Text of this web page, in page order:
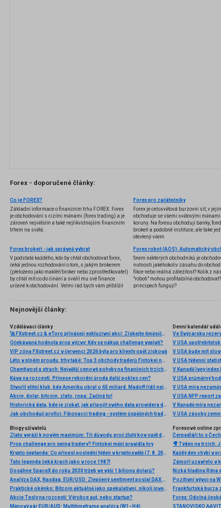
Forex - doporučené články:
Co je FOREX?
Základní informace o finančním trhu FOREX. Forex
je obchodování s cizími měnami (forex trading) a je
zároveň největším a také nejlikvidnějším finančním
trhem na světě.
Forex pro začátečníky
Forex je celosvětová burzovní síť, v
obchoduje se všemi světovými
koruny. Na forexu obchodují banky,
brokeři a podobné instituce, ale také
otevřený všem.
Forex brokeři - jak správně vybrat
V podstatě každého, kdo by chtěl obchodovat forex,
čeká jednou rozhodování o tom, s jakým brokerem
(přeloženo jako makléř/broker nebo zprostředkovatel)
by chtěl mít co do činění a svěřil mu své finance
určené k obchodování. Velmi rád bych vám přiblížil
několik příkladů nejznámějších z nich.
Snem některých obchodníků je
nutnosti jakéhokoliv zásahu do
fikce nebo reálná záležitost? Kolik z
"roboti" mohou profitabilně
principech fungují?
Nejnovější články:
Vzdělávací články
🚀 FXstreet.cz & eToro přinášejí exkluzivní akci: Získejte 6měsíční členství ve VIP zóně ZDARMA
Očekávaná hodnota prop výzvy: Kdy se nákup challenge vyplatí?
VIP zóna FXstreet.cz v červenci 2026 byla pro klienty opět zisková
Léto v plném proudu, trhy také: Top 3 obchody traderů Fintokei na indexech a zlatě
Chamtivost a strach: Největší cenové pohyby na finančních trzích (červenec 2026)
Káva na rozcestí. Přinese rekordní úroda další pokles cen?
Stvořil elitní klub, kde Ameriku obral o 65 miliard. Madoff řídil největší Ponzi dějin
Akcie, dolar, bitcoin, zlato, ropa: Začíná to!
Historická data, kde je získat, jak připojit svého data providera do MultiCharts a proč je budeme potřebovat? (4. díl)
Jak obchodují profíci: Fibonacci trading - systém úspěšných traderů
Denní kalendář
Ve Švýcarsku
V USA
V USA bude mít
V USA týdenní
V Kanadě Ivey index
V USA průměrný
V USA míra
V USA NFP report
V Kanadě míra
V USA zásoby
Blogy uživatelů
Zlato vyráží k novým maximům: Tři důvody, proč žlutý kov opět dominuje
Prop challenge pro swing tradery? Fintokei mění pravidla hry
Krypto šeptanda: Co přinesl poslední týden v kryptosvětě (7. 8. 2026)
Tato legenda čeká krach jako v roce 1987!
Dosáhne SpaceX do roku 2030 tržeb ve výši 1 bilionu dolarů?
Analýza DAX, Nasdaq, EUR/USD: Zlepšený sentiment poslal DAX na nová maxima
Praktické okénko: Bitcoin aktuálně jako spekulativní, nikoli investiční aktivum
Akcie Tesly na rozcestí: Výrobce aut, nebo startup?
Měnový pár EUR/AUD: Multitimeframe analýza (W1–H4)
Forexové online
Nízká hladina
Pozitivní vývoj na
Frankfurtská burza